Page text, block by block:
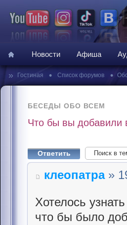
Новости Афиша
» Гостиная • Список форумов •
БЕСЕДЫ ОБО ВСЕМ
Что бы вы добавили
Ответить
клеопатра»
Хотелось
что бы было